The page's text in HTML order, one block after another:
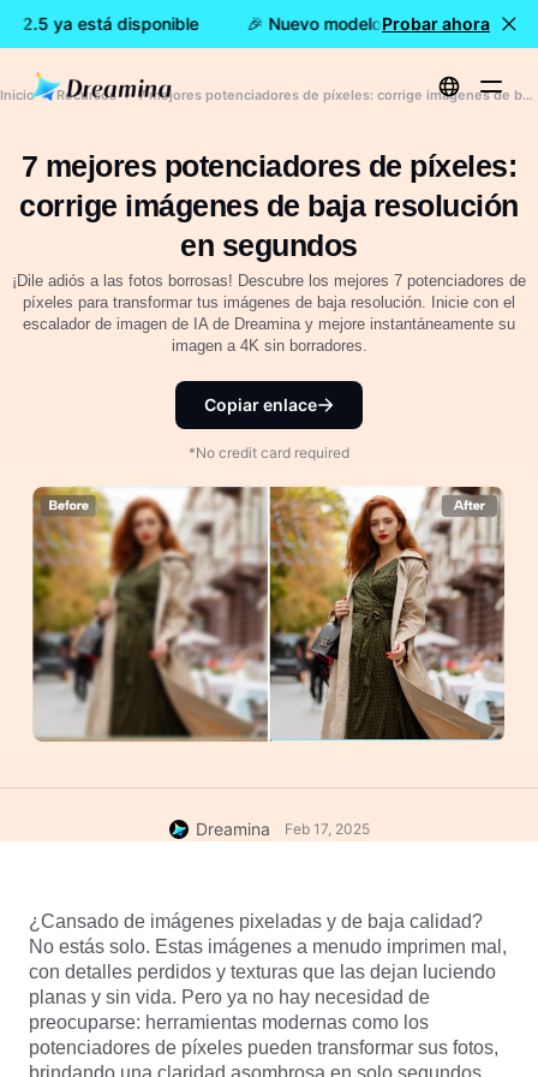
2.5 ya está disponible 🎉 Nuevo modelo DISPONIBLE:
Probar ahora
Inicio Recursos 7 mejores potenciadores de píxeles: corrige imágenes de baja resolución en segundos
7 mejores potenciadores de píxeles:
corrige imágenes de baja resolución
en segundos
¡Dile adiós a las fotos borrosas! Descubre los mejores 7 potenciadores de
píxeles para transformar tus imágenes de baja resolución. Inicie con el
escalador de imagen de IA de Dreamina y mejore instantáneamente su
imagen a 4K sin borradores.
Copiar enlace
*No credit card required
Dreamina Feb 17, 2025
¿Cansado de imágenes pixeladas y de baja calidad?
No estás solo. Estas imágenes a menudo imprimen mal,
con detalles perdidos y texturas que las dejan luciendo
planas y sin vida. Pero ya no hay necesidad de
preocuparse: herramientas modernas como los
potenciadores de píxeles pueden transformar sus fotos,
brindando una claridad asombrosa en solo segundos.